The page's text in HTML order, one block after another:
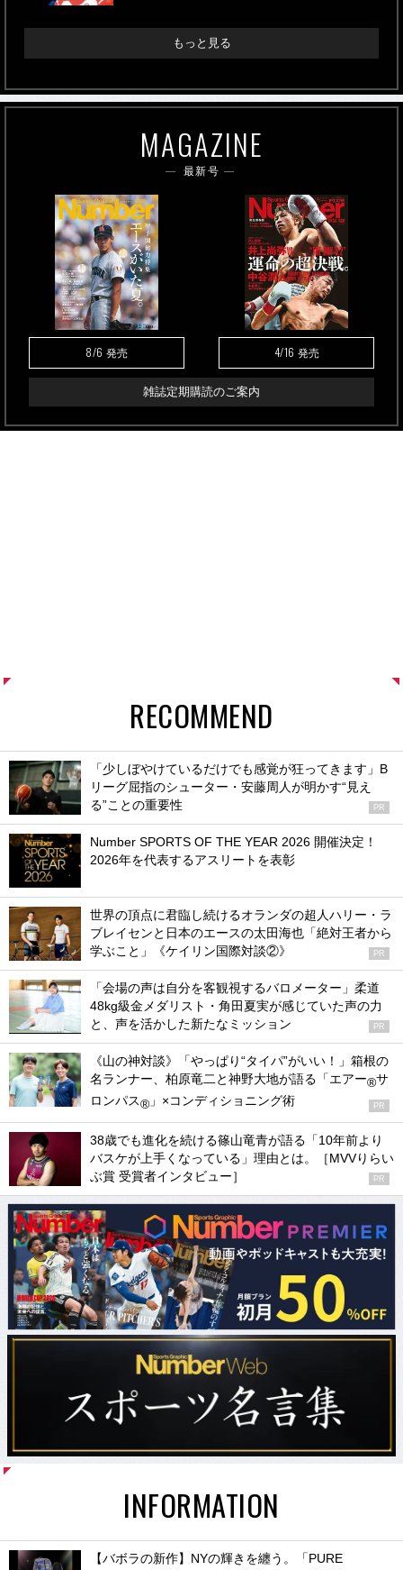
もっと見る
MAGAZINE
最新号
8/6 発売 4/16 発売
雑誌定期購読のご案内
RECOMMEND
「少しぼやけているだけでも感覚が狂ってきます」B
リーグ屈指のシューター・安藤周人が明かす“見え
る”ことの重要性
PR
Number SPORTS OF THE YEAR 2026 開催決定！
2026年を代表するアスリートを表彰
世界の頂点に君臨し続けるオランダの超人ハリー・ラ
ブレイセンと日本のエースの太田海也「絶対王者から
学ぶこと」《ケイリン国際対談②》
PR
「会場の声は自分を客観視するバロメーター」柔道
48kg級金メダリスト・角田夏実が感じていた声の力
と、声を活かした新たなミッション
PR
《山の神対談》「やっぱり“タイパ”がいい！」箱根の
名ランナー、柏原竜二と神野大地が語る「エアー®サ
ロンパス® 」×コンディショニング術 PR
38歳でも進化を続ける篠山竜青が語る「10年前より
バスケが上手くなっている」理由とは。［MVVりらい
ぶ賞 受賞者インタビュー］
PR
INFORMATION
【バボラの新作】NYの輝きを纏う。「PURE